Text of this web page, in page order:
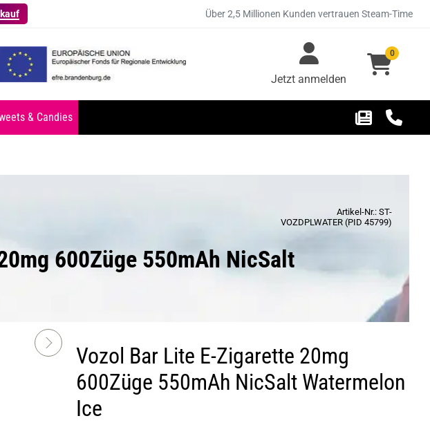
Über 2,5 Millionen Kunden vertrauen Steam-Time
Jetzt anmelden
0
& Candies
Artikel-Nr.: ST-
VOZDPLWATER (PID 45799)
600Züge 550mAh NicSalt
Vozol Bar Lite E-Zigarette 20mg
600Züge 550mAh NicSalt Watermelon
Ice